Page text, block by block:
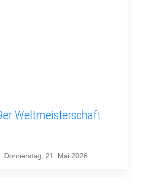
Weltmeisterschaft
Donnerstag, 21. Mai 2026